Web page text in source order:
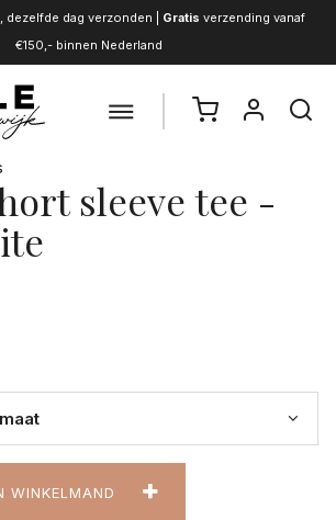
dag verzonden | Gratis verzending vanaf
€150,- binnen Nederland
sleeve tee -
WINKELMAND